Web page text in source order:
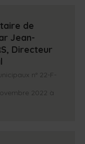
de
Jean-
Directeur
n° 22-F-
2022 à